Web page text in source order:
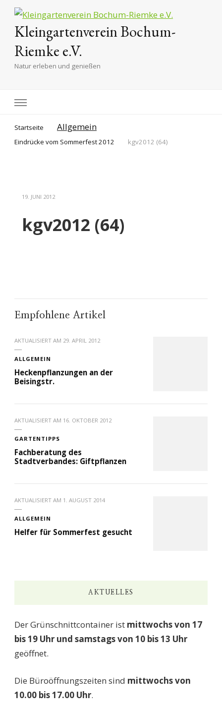
Kleingartenverein Bochum-
Riemke e.V.
Natur erleben und genießen
Startseite Allgemein
Eindrücke vom Sommerfest 2012 kgv2012 (64)
19. JUNI 2012
kgv2012 (64)
Empfohlene Artikel
AKTUALISIERT AM 29. APRIL 2012
ALLGEMEIN
Heckenpflanzungen an der
Beisingstr.
AKTUALISIERT AM 16. OKTOBER 2012
GARTENTIPPS
Fachberatung des
Stadtverbandes: Giftpflanzen
AKTUALISIERT AM 1. AUGUST 2014
ALLGEMEIN
Helfer für Sommerfest gesucht
AKTUELLES
Der Grünschnittcontainer ist mittwochs von 17
bis 19 Uhr und samstags von 10 bis 13 Uhr
geöffnet.
Die Büroöffnungszeiten sind mittwochs von
10.00 bis 17.00 Uhr.